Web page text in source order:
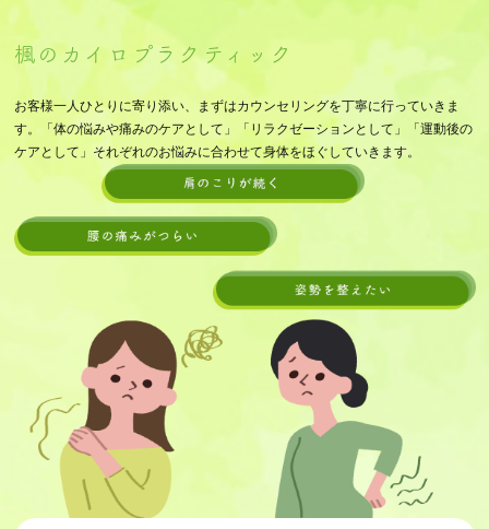
楓のカイロプラクティック
お客様一人ひとりに寄り添い、まずはカウンセリングを丁寧に行っていきま
す。「体の悩みや痛みのケアとして」「リラクゼーションとして」「運動後の
ケアとして」それぞれのお悩みに合わせて身体をほぐしていきます。